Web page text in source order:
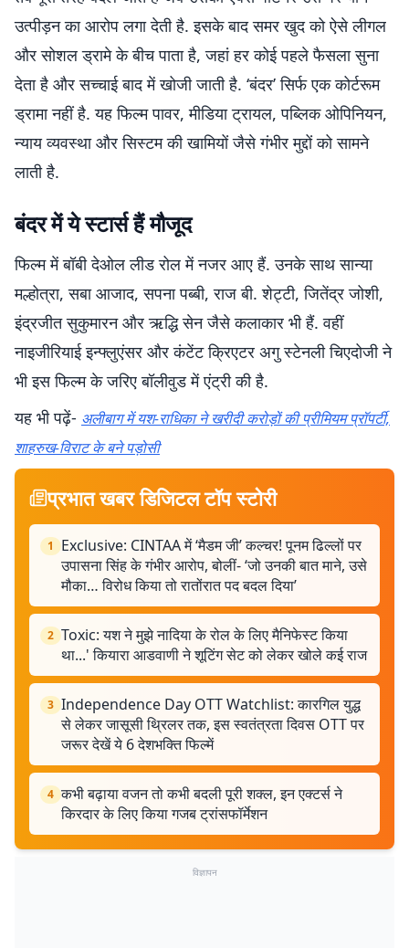
उत्पीड़न का आरोप लगा देती है. इसके बाद समर खुद को ऐसे लीगल
और सोशल ड्रामे के बीच पाता है, जहां हर कोई पहले फैसला सुना
देता है और सच्चाई बाद में खोजी जाती है. ‘बंदर’ सिर्फ एक कोर्टरूम
ड्रामा नहीं है. यह फिल्म पावर, मीडिया ट्रायल, पब्लिक ओपिनियन,
न्याय व्यवस्था और सिस्टम की खामियों जैसे गंभीर मुद्दों को सामने
लाती है.
बंदर में ये स्टार्स हैं मौजूद
फिल्म में बॉबी देओल लीड रोल में नजर आए हैं. उनके साथ सान्या
मल्होत्रा, सबा आजाद, सपना पब्बी, राज बी. शेट्टी, जितेंद्र जोशी,
इंद्रजीत सुकुमारन और ऋद्धि सेन जैसे कलाकार भी हैं. वहीं
नाइजीरियाई इन्फ्लुएंसर और कंटेंट क्रिएटर अगु स्टेनली चिएदोजी ने
भी इस फिल्म के जरिए बॉलीवुड में एंट्री की है.
यह भी पढ़ें- अलीबाग में यश-राधिका ने खरीदी करोड़ों की प्रीमियम प्रॉपर्टी,
शाहरुख-विराट के बने पड़ोसी
प्रभात खबर डिजिटल टॉप स्टोरी
1
Exclusive: CINTAA में ‘मैडम जी’ कल्चर! पूनम ढिल्लों पर
उपासना सिंह के गंभीर आरोप, बोलीं- ‘जो उनकी बात माने, उसे
मौका… विरोध किया तो रातोंरात पद बदल दिया’
2 Toxic: यश ने मुझे नादिया के रोल के लिए मैनिफेस्ट किया
था...' कियारा आडवाणी ने शूटिंग सेट को लेकर खोले कई राज
3 Independence Day OTT Watchlist: कारगिल युद्ध
से लेकर जासूसी थ्रिलर तक, इस स्वतंत्रता दिवस OTT पर
जरूर देखें ये 6 देशभक्ति फिल्में
4 कभी बढ़ाया वजन तो कभी बदली पूरी शक्ल, इन एक्टर्स ने
किरदार के लिए किया गजब ट्रांसफॉर्मेशन
विज्ञापन